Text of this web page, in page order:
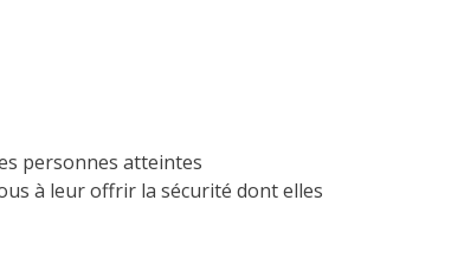
personnes atteintes
à leur offrir la sécurité dont elles